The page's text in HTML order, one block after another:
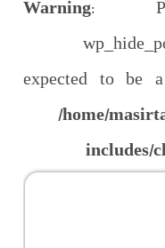
Warning:
expected to be
/home/
includes/